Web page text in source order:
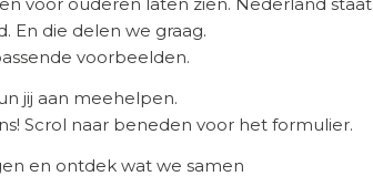
En die delen we graag.
voorbeelden.
jij aan meehelpen.
Scrol naar beneden voor het formulier.
en ontdek wat we samen